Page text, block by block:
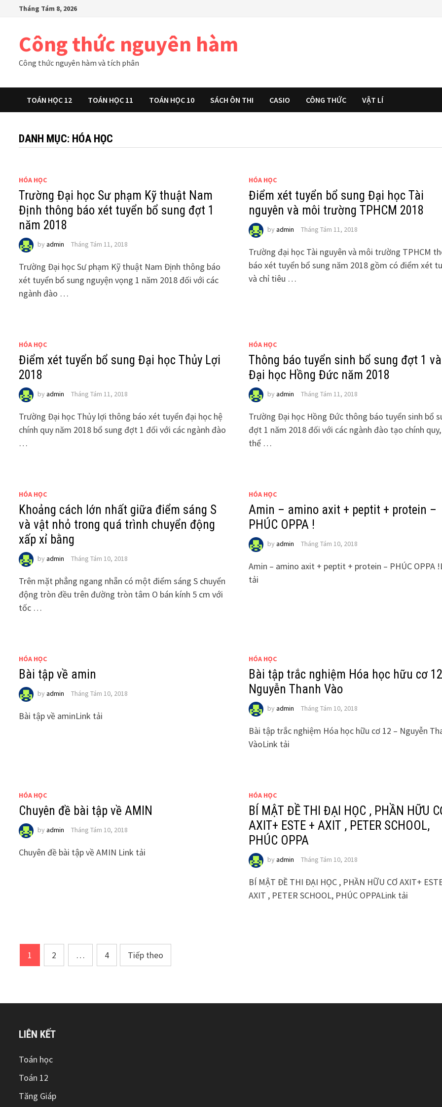
Tháng Tám 8, 2026
Công thức nguyên hàm
Công thức nguyên hàm và tích phân
TOÁN HỌC 12 TOÁN HỌC 11 TOÁN HỌC 10 SÁCH ÔN THI CASIO CÔNG THỨC VẬT LÍ
DANH MỤC: HÓA HỌC
HÓA HỌC
Trường Đại học Sư phạm Kỹ thuật Nam
Định thông báo xét tuyển bổ sung đợt 1
năm 2018
byadmin Tháng Tám 11, 2018
Trường Đại học Sư phạm Kỹ thuật Nam Định thông báo
xét tuyển bổ sung nguyện vọng 1 năm 2018 đối với các
ngành đào …
HÓA HỌC
Điểm xét tuyển bổ sung Đại học Tài
nguyên và môi trường TPHCM 2018
by admin Tháng Tám 11, 2018
Trường đại học Tài nguyên và môi trường TPHCM
báo xét tuyển bổ sung năm 2018 gồm có điểm xét
và chỉ tiêu …
HÓA HỌC
Điểm xét tuyển bổ sung Đại học Thủy Lợi
2018
byadmin Tháng Tám 11, 2018
Trường Đại học Thủy lợi thông báo xét tuyển đại học hệ
chính quy năm 2018 bổ sung đợt 1 đối với các ngành đào
…
HÓA HỌC
Thông báo tuyển sinh bổ sung đợt 1
Đại học Hồng Đức năm 2018
by admin Tháng Tám 11, 2018
Trường Đại học Hồng Đức thông báo tuyển sinh bổ
đợt 1 năm 2018 đối với các ngành đào tạo chính
thể …
HÓA HỌC
Khoảng cách lớn nhất giữa điểm sáng S
và vật nhỏ trong quá trình chuyển động
xấp xỉ bằng
byadmin Tháng Tám 10, 2018
Trên mặt phẳng ngang nhẵn có một điểm sáng S chuyển
động tròn đều trên đường tròn tâm O bán kính 5 cm với
tốc …
HÓA HỌC
Amin – amino axit + peptit + protein –
PHÚC OPPA !
by admin Tháng Tám 10, 2018
Amin – amino axit + peptit + protein – PHÚC OPPA !
tải
HÓA HỌC
Bài tập về amin
byadmin Tháng Tám 10, 2018
Bài tập về amin Link tải
HÓA HỌC
Bài tập trắc nghiệm Hóa học hữu cơ
Nguyễn Thanh Vào
by admin Tháng Tám 10, 2018
Bài tập trắc nghiệm Hóa học hữu cơ 12 – Nguyễn
Vào Link tải
HÓA HỌC
Chuyên đề bài tập về AMIN
byadmin Tháng Tám 10, 2018
Chuyên đề bài tập về AMIN Link tải
HÓA HỌC
BÍ MẬT ĐỀ THI ĐẠI HỌC , PHẦN HỮU
AXIT+ ESTE + AXIT , PETER SCHOOL,
PHÚC OPPA
by admin Tháng Tám 10, 2018
BÍ MẬT ĐỀ THI ĐẠI HỌC , PHẦN HỮU CƠ AXIT+
AXIT , PETER SCHOOL, PHÚC OPPA Link tải
Điều
hướng
viết
1 2 … 4 Tiếp theo
LIÊN KẾT
Toán học
Toán 12
Tăng Giáp